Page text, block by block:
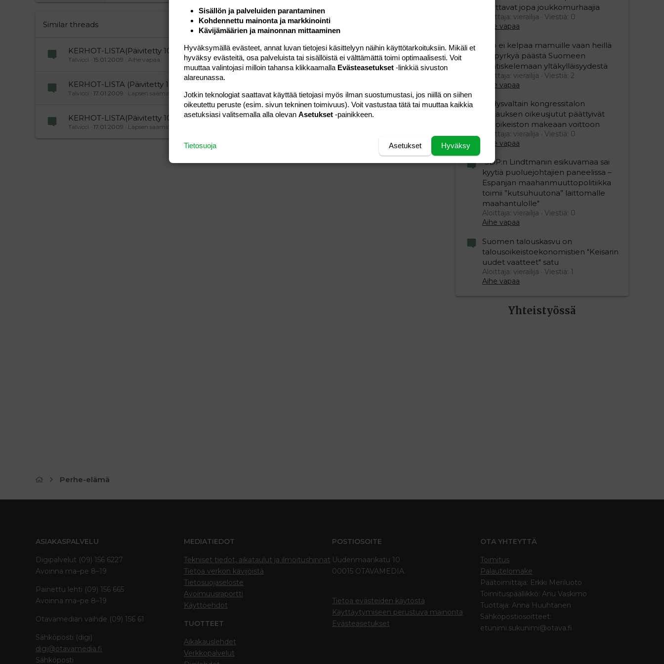
26
Times New Roman
Trebuchet MS
Similar threads
KERHOT-LISTA(Päivitetty 10.10.2009)
Talvicci 15.01.2009 Aihe vapaa
Viestiä 14
Luettu 588
06.12.2009
vieras
KERHOT-LISTA (Päivitetty 10.10.2009)
Talvicci 17.01.2009 Lapsen saaminen Luettu 1K
Talvicci
KERHOT-LISTA(Päivitetty 10.10.2009)
Talvicci 17.01.2009 Lapsen saaminen
Viestiä 1
fanittavat jopa joukkomurhaajia
Aloittaja: vierailija
Viestiä: 0
Aihe vapaa
Viro ei kelpaa mamuille vaan heillä
on pyrkyä päästä Suomeen
naatiskelemaan yltäkylläisyydestä
Aloittaja: vierailija
Viestiä: 2
Aihe vapaa
Yhdysvaltain kongressitalon
valtauksen oikeusjutut päättyivät
äärioikeiston makeaan voittoon
Aloittaja: vierailija
Viestiä: 0
Aihe vapaa
"SDP:n Lindtmanin esikuvamaa sai
kyytiä puoluejohtajien paneelissa –
Espanjan maahanmuuttopolitiikka
toimii ”kutsuhuutona” laittomalle
maahantulolle"
Aloittaja: vierailija
Viestiä: 0
Aihe vapaa
Suomen talouskasvu on
talousoikeistoekonomistien "Keisarin
uudet vaatteet" satu
Aloittaja: vierailija
Viestiä: 1
Aihe vapaa
Yhteistyössä
Perhe-elämä
ASIAKASPALVELU
Digipalvelut (09) 156 6227
Avoinna ma–pe 8–19
Painettu lehti (09) 156 665
Avoinna ma–pe 8–19
Otavamedian vaihde (09) 156 61
Sähköposti (digi)
digi@otavamedia.fi
Sähköposti
MEDIATIEDOT
Tekniset tiedot, aikataulut ja ilmoitushinnat
Tietoa verkon kävijöistä
Tietosuojaseloste
Avoimuusraportti
Käyttöehdot
TUOTTEET
Aikakauslehdet
Verkkopalvelut
POSTIOSOITE
Uudenmaankatu 10
00015 OTAVAMEDIA
Tietoa evästeiden käytöstä
Käyttäytymiseen perustuva mainonta
Evästeasetukset
OTA YHTEYTTÄ
Toimitus
Palautelomake
Päätoimittaja: Erkki Meriluoto
Toimituspäällikkö: Anu Vaskimo
Tuottaja: Anna Huuhtanen
Sähköpostiosoitteet:
etunimi.sukunimi@otava.fi
Sisällön ja palveluiden parantaminen
Kohdennettu mainonta ja markkinointi
Kävijämäärien ja mainonnan mittaaminen
Hyväksymällä evästeet, annat luvan tietojesi käsittelyyn näihin käyttötarkoituksiin. Mikäli et
hyväksy evästeitä, osa palveluista tai sisällöistä ei välttämättä toimi optimaalisesti. Voit
muuttaa valintojasi milloin tahansa klikkaamalla Evästeasetukset -linkkiä sivuston
alareunassa.
Jotkin teknologiat saattavat käyttää tietojasi myös ilman suostumustasi, jos niillä on siihen
oikeutettu peruste (esim. sivun tekninen toimivuus). Voit vastustaa tätä tai muuttaa kaikkia
asetuksiasi valitsemalla alla olevan Asetukset -painikkeen.
Hyväksy
Asetukset
Tietosuoja